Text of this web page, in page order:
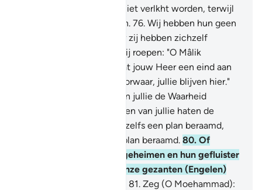
bestraffing zal voor hen niet verlkht worden, terwijl
zij daarin wanhopigen zijn. 76. Wij hebben hun geen
onrecht aangedaan, maar zij hebben zichzelf
Zij roepen: "O Mâlik
(bewaker van de Hel), laat jouw Heer een eind aan
ons maken." Hij zegt: "Voorwaar, jullie blijven hier."
Voorzeker, Wij hebben jullie de Waarheid
gebracht, maar de meesten van jullie haten de
Zij hebben zelfs een plan beraamd,
daarom hebben Wij een plan beraamd. 80. Of
denken zij, dat Wij hun geheimen en hun gefluister
niet horen? Welzeker! Onze gezanten (Engelen)
81. Zeg (O Moehammad):